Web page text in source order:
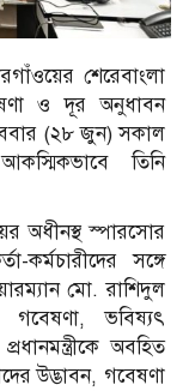
শেরেবাংলা
ও দূর অনুধাবন
(২৮ জুন) সকাল
তিনি
অধীনস্থ স্পারসোর
কর্মচারীদের সঙ্গে
মো. রাশিদুল
গবেষণা, ভবিষ্যৎ
অবহিত
উদ্ভাবন, গবেষণা